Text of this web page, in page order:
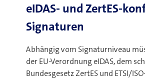
eIDAS- und ZertES-
Signaturen
Abhängig vom Signaturniveau
der EU-Verordnung eIDAS, dem
Bundesgesetz ZertES und ETSI/